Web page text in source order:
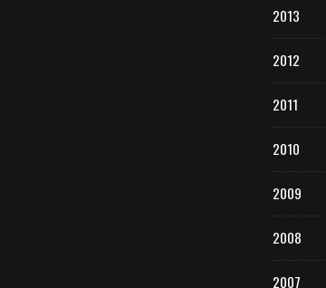
2013
2012
2011
2010
2009
2008
2007